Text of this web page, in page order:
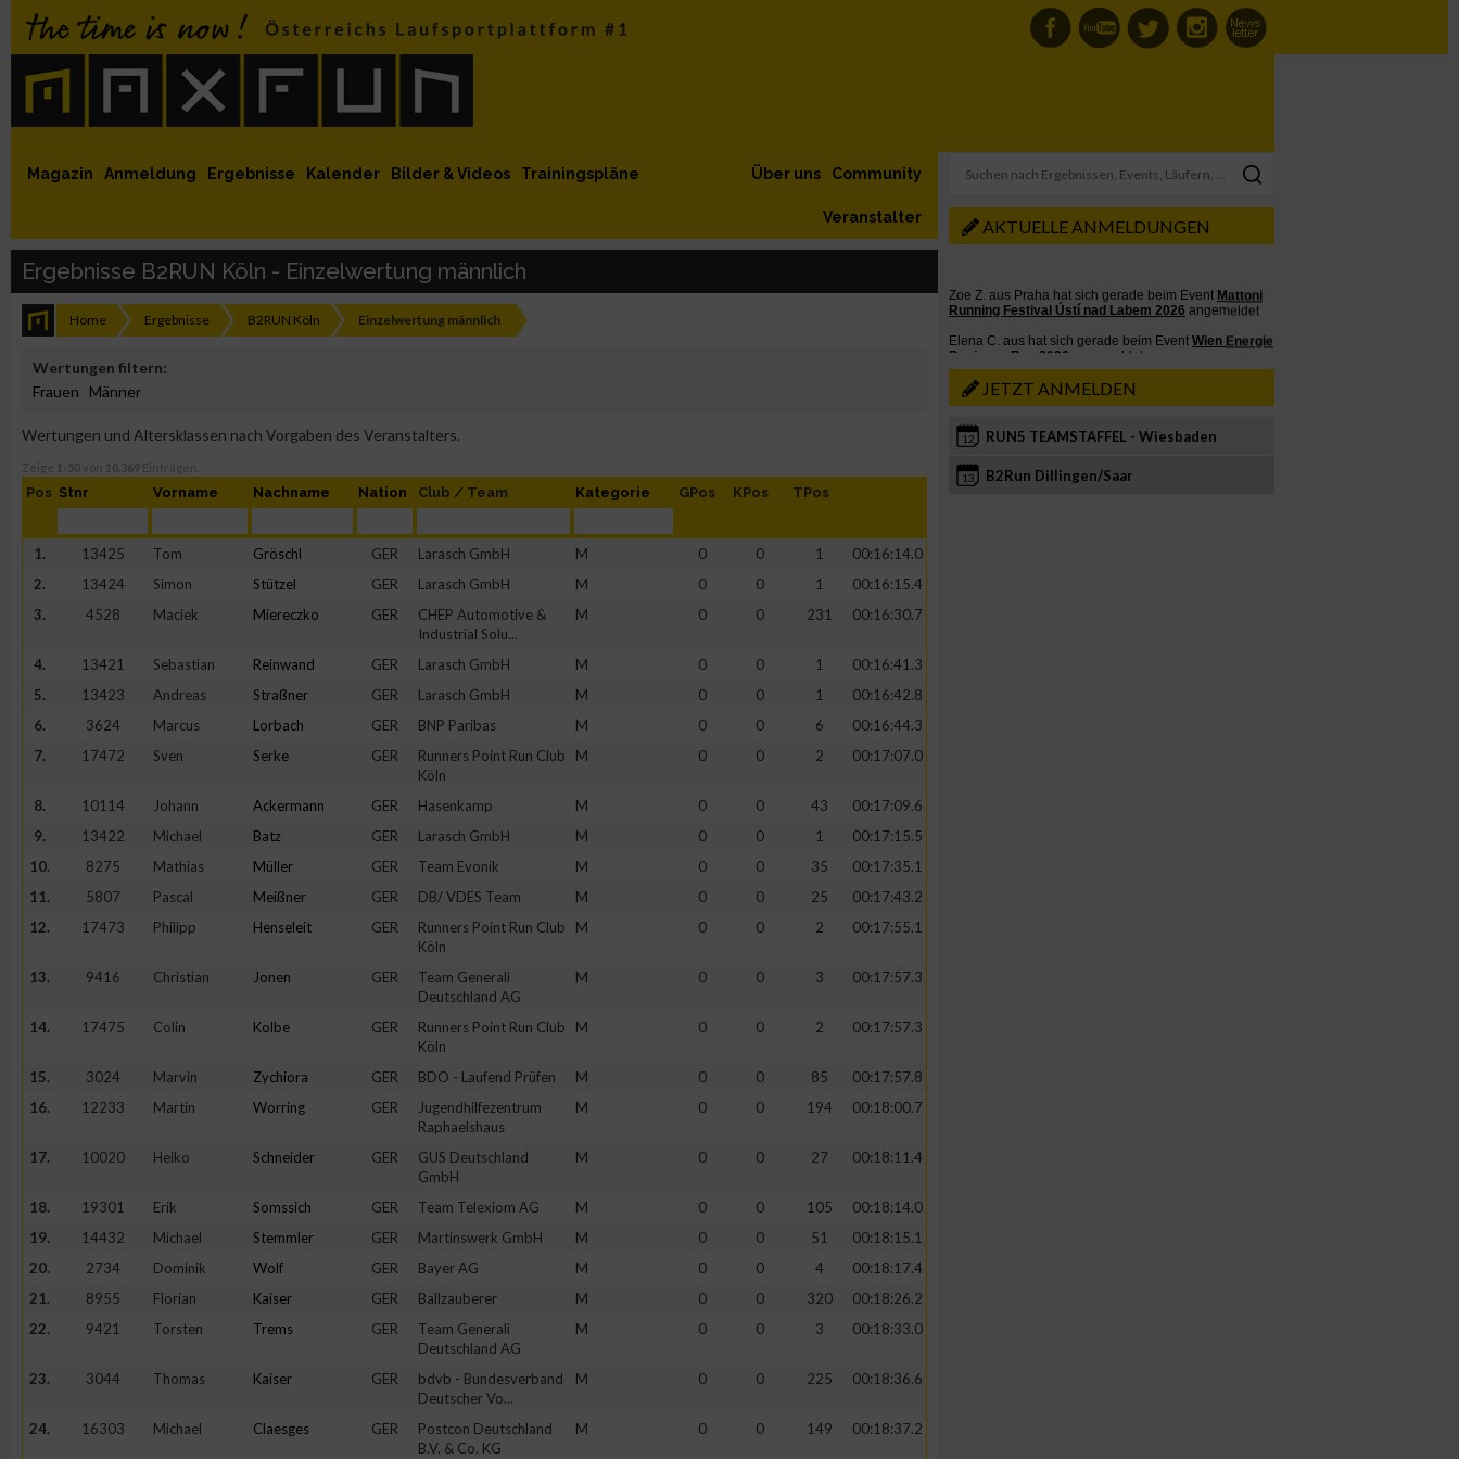
MaxFun Newsletter abonnieren
MaxFun auf Instagram
MaxFun auf Twitter
auf Youtube
auf Facebook
Magazin Anmeldung Ergebnisse Kalender Bilder & Videos Trainingspläne Community
Über uns
Veranstalter
Ergebnisse B2RUN Köln - Einzelwertung männlich
Home Ergebnisse B2RUN Köln Einzelwertung männlich
Wertungen filtern:
Frauen
Männer
Wertungen und Altersklassen nach Vorgaben des Veranstalters.
Zeige 1-50 von 10.369 Einträgen.
Pos Stnr Vorname Nachname Nation Club / Team Kategorie GPos KPos TPos
1. 13425 Tom Gröschl GER Larasch GmbH M 0 0 1
00:16:14.0
2.
13424 Simon Stützel GER Larasch GmbH M 0 0 1
00:16:15.4
3.
4528 Maciek Miereczko GER
CHEP Automotive &
Industrial Solu...
M 0 0 231 00:16:30.7
4. 13421 Sebastian Reinwand GER Larasch GmbH M 0 0 1
00:16:41.3
5.
13423 Andreas Straßner GER Larasch GmbH M 0 0 1
00:16:42.8
6.
3624 Marcus Lorbach GER BNP Paribas M 0 0 6
00:16:44.3
7.
17472 Sven Serke GER
Runners Point Run Club
Köln
M 0 0 2 00:17:07.0
8. 10114 Johann Ackermann GER Hasenkamp M 0 0 43
00:17:09.6
9.
13422 Michael Batz GER Larasch GmbH M 0 0 1
00:17:15.5
10.
8275 Mathias Müller GER Team Evonik M 0 0 35
00:17:35.1
11.
5807 Pascal Meißner GER DB/ VDES Team M 0 0 25
00:17:43.2
12.
17473 Philipp Henseleit GER
Runners Point Run Club
Köln
M 0 0 2 00:17:55.1
13. 9416 Christian Jonen GER
Team Generali
Deutschland AG
M 0 0 3 00:17:57.3
14. 17475 Colin Kolbe GER
Runners Point Run Club
Köln
M 0 0 2 00:17:57.3
15. 3024 Marvin Zychiora GER BDO - Laufend Prüfen M 0 0 85
00:17:57.8
16.
12233 Martin Worring GER
Jugendhilfezentrum
Raphaelshaus
M 0 0 194 00:18:00.7
17. 10020 Heiko Schneider GER
GUS Deutschland
GmbH
M 0 0 27 00:18:11.4
18. 19301 Erik Somssich GER Team Telexiom AG M 0 0 105
00:18:14.0
19.
14432 Michael Stemmler GER Martinswerk GmbH M 0 0 51
00:18:15.1
20.
2734 Dominik Wolf GER Bayer AG M 0 0 4
00:18:17.4
21.
8955 Florian Kaiser GER Ballzauberer M 0 0 320
00:18:26.2
22.
9421 Torsten Trems GER
Team Generali
Deutschland AG
M 0 0 3 00:18:33.0
23. 3044 Thomas Kaiser GER
bdvb - Bundesverband
Deutscher Vo...
M 0 0 225 00:18:36.6
24. 16303 Michael Claesges GER
Postcon Deutschland
B.V. & Co. KG
M 0 0 149 00:18:37.2
AKTUELLE ANMELDUNGEN
JETZT ANMELDEN
12 RUN5 TEAMSTAFFEL - Wiesbaden
13 B2Run Dillingen/Saar